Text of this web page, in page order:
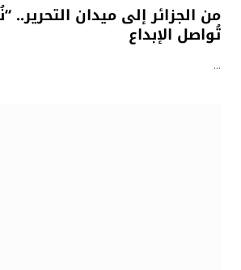
من الجزائر إلى ميدان
تُواصل الإبداع
…